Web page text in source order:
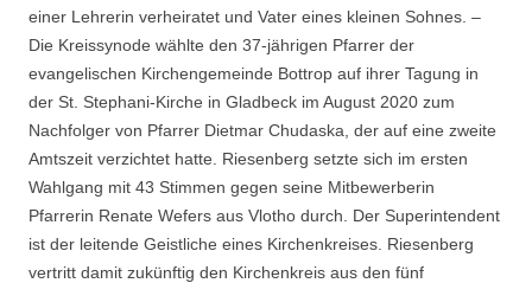
einer Lehrerin verheiratet und Vater eines kleinen Sohnes. –
Die Kreissynode wählte den 37-jährigen Pfarrer der
evangelischen Kirchengemeinde Bottrop auf ihrer Tagung in
der St. Stephani-Kirche in Gladbeck im August 2020 zum
Nachfolger von Pfarrer Dietmar Chudaska, der auf eine zweite
Amtszeit verzichtet hatte. Riesenberg setzte sich im ersten
Wahlgang mit 43 Stimmen gegen seine Mitbewerberin
Pfarrerin Renate Wefers aus Vlotho durch. Der Superintendent
ist der leitende Geistliche eines Kirchenkreises. Riesenberg
vertritt damit zukünftig den Kirchenkreis aus den fünf